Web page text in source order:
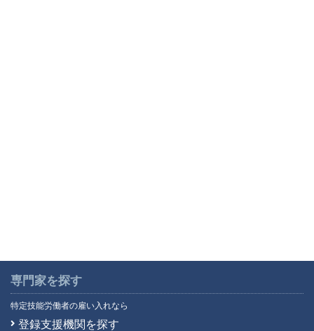
専門家を探す
特定技能労働者の雇い入れなら
登録支援機関を探す